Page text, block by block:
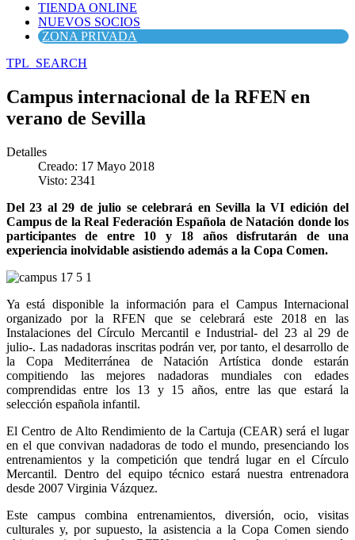
TIENDA ONLINE
NUEVOS SOCIOS
ZONA PRIVADA
TPL_SEARCH
Campus internacional de la RFEN en
verano de Sevilla
Detalles
Creado: 17 Mayo 2018
Visto: 2341
Del 23 al 29 de julio se celebrará en Sevilla la VI edición del
Campus de la Real Federación Española de Natación donde los
participantes de entre 10 y 18 años disfrutarán de una
experiencia inolvidable asistiendo además a la Copa Comen.
Ya está disponible la información para el Campus Internacional
organizado por la RFEN que se celebrará este 2018 en las
Instalaciones del Círculo Mercantil e Industrial- del 23 al 29 de
julio-. Las nadadoras inscritas podrán ver, por tanto, el desarrollo de
la Copa Mediterránea de Natación Artística donde estarán
compitiendo las mejores nadadoras mundiales con edades
comprendidas entre los 13 y 15 años, entre las que estará la
selección española infantil.
El Centro de Alto Rendimiento de la Cartuja (CEAR) será el lugar
en el que convivan nadadoras de todo el mundo, presenciando los
entrenamientos y la competición que tendrá lugar en el Círculo
Mercantil. Dentro del equipo técnico estará nuestra entrenadora
desde 2007 Virginia Vázquez.
Este campus combina entrenamientos, diversión, ocio, visitas
culturales y, por supuesto, la asistencia a la Copa Comen siendo